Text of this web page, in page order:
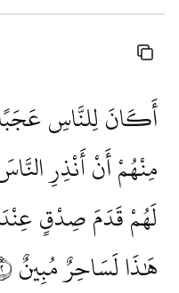
أَكَانَ لِلنَّاسِ
مِنْهُمْ أَنْ أَنْذِرِ
لَهُمْ قَدَمَ صِدْقٍ عِنْدَ
هَٰذَا لَسَاحِرٌ مُبِينٌ